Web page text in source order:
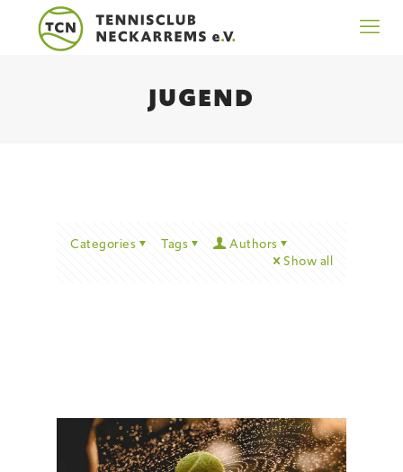
JUGEND
Categories Tags
Authors
Show all